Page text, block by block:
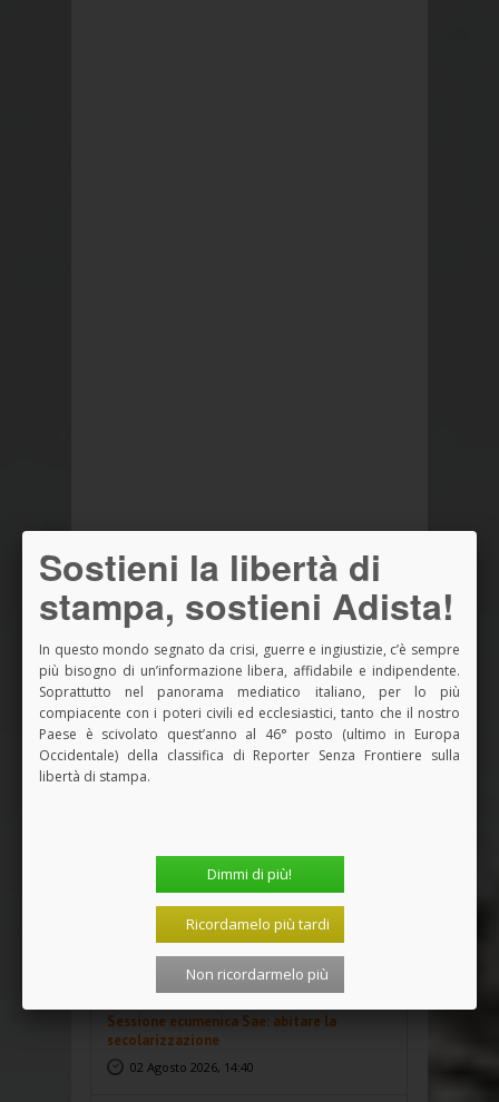
NEWS PIÙ RECENTI PIÙ LETTI
La TdL non morta: in Benin il 12° forum
per la Teologia...
08 Agosto 2026, 17:24
04 Agosto 2026, 12:29
Sessione ecumenica Sae: un’immagine che
non si compra
03 Agosto 2026, 14:43
Sessione ecumenica Sae: abitare la
secolarizzazione
02 Agosto 2026, 14:40
Sostieni la libertà di
stampa, sostieni Adista!
In questo mondo segnato da crisi, guerre e ingiustizie, c’è sempre
più bisogno di un’informazione libera, affidabile e indipendente.
Soprattutto nel panorama mediatico italiano, per lo più
compiacente con i poteri civili ed ecclesiastici, tanto che il nostro
Paese è scivolato quest’anno al 46° posto (ultimo in Europa
Occidentale) della classifica di Reporter Senza Frontiere sulla
libertà di stampa.
Dimmi di più!
Ricordamelo più tardi
Non ricordarmelo più